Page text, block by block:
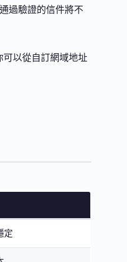
過驗證的信件將不
可以從自訂網域地址
定